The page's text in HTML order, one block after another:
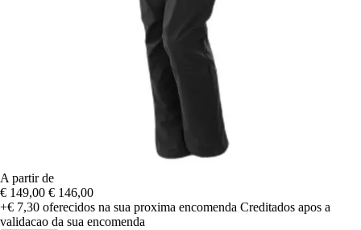
A partir de
€ 149,00 € 146,00
+€ 7,30 oferecidos na sua proxima encomenda Creditados apos a
validacao da sua encomenda